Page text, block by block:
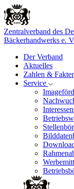
Zentralverband des
Bäckerhandwerks e.
Der Verband
Aktuelles
Zahlen &
Service